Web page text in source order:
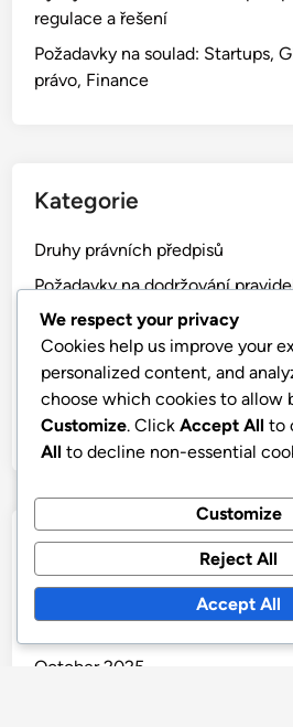
regulace a řešení
Požadavky na soulad: Startups,
právo, Finance
Kategorie
Druhy právních předpisů
Požadavky na dodržování
Právní postupy
Právní práva
Právní trendy
Právní zdroje
Archivy
December 2025
October 2025
We respect your privacy
Cookies help us improve your
personalized content, and
choose which cookies to allow
Customize. Click Accept All to
All to decline non-essential
Customize
Reject All
Accept All